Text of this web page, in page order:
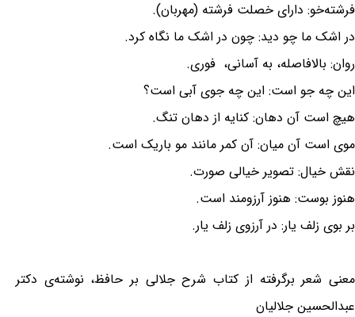
فرشته‌خو: دارای خصلت فرشته (مهربان).
در اشک ما چو دید: چون در اشک ما نگاه کرد.
روان: بالافاصله، به آسانی، فوری.
این چه جو است: این چه جوی آبی است؟
هیچ است آن دهان: کنایه از دهان تنگ.
موی است آن میان: آن کمر مانند مو باریک است.
نقش خیال: تصویر خیالی صورت.
هنوز بوست: هنوز آرزومند است.
بر بوی زلف یار: در آرزوی زلف یار.
معنی شعر برگرفته از کتاب شرح جلالی بر حافظ، نوشته‌ی دکتر
عبدالحسین جلالیان